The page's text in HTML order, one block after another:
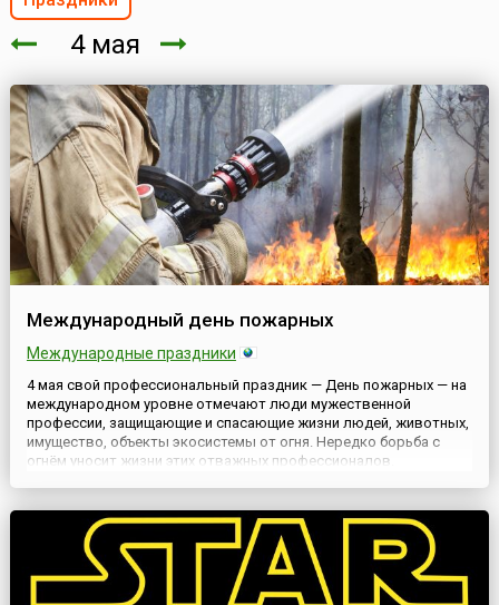
4 мая
Международный день пожарных
Международные праздники
4 мая свой профессиональный праздник — День пожарных — на
международном уровне отмечают люди мужественной
профессии, защищающие и спасающие жизни людей, животных,
имущество, объекты экосистемы от огня. Нередко борьба с
огнём уносит жизни этих отважных профессионалов.